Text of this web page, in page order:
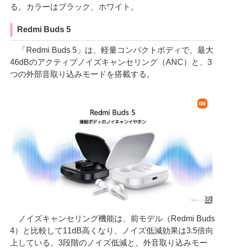
る。カラーはブラック、ホワイト。
Redmi Buds 5
「Redmi Buds 5」は、軽量コンパクトボディで、最大
46dBのアクティブノイズキャンセリング（ANC）と、3
つの外部音取り込みモードを搭載する。
ノイズキャンセリング機能は、前モデル（Redmi Buds
4）と比較して11dB高くなり、ノイズ低減効果は3.5倍向
上している。3段階のノイズ低減と、外音取り込みモー